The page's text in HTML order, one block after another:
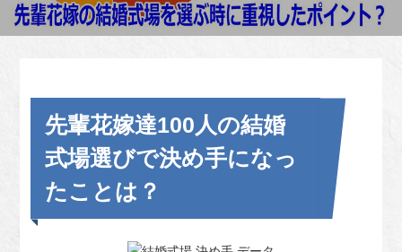
先輩花嫁達100人の結婚
式場選びで決め手になっ
たことは？